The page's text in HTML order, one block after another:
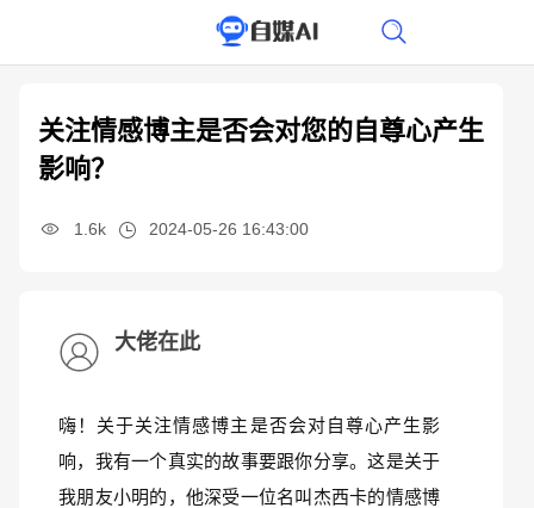
关注情感博主是否会对您的自尊心产生
影响？
1.6k 2024-05-26 16:43:00
大佬在此
嗨！关于关注情感博主是否会对自尊心产生影
响，我有一个真实的故事要跟你分享。这是关于
我朋友小明的，他深受一位名叫杰西卡的情感博